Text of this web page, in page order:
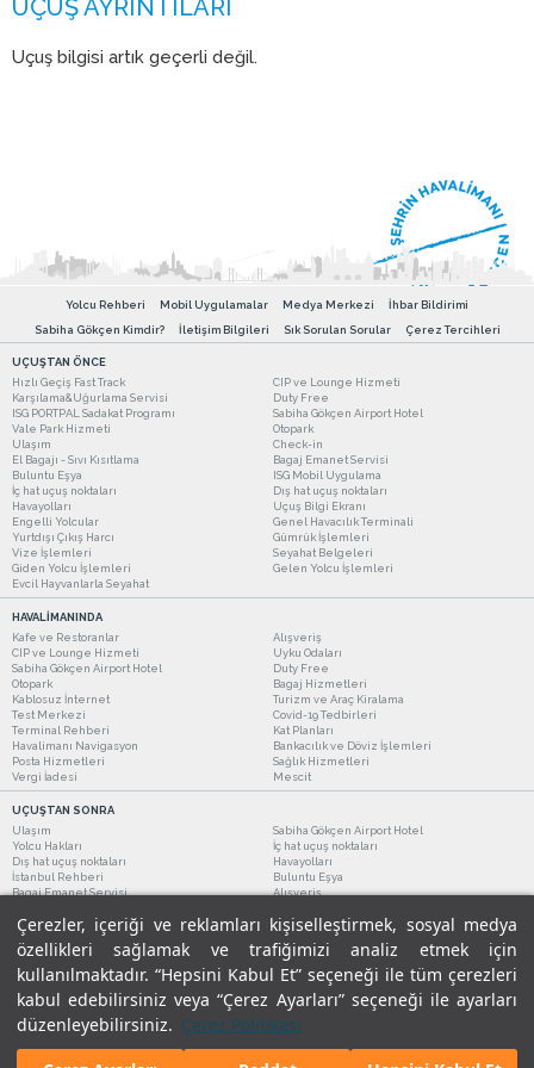
Çerezler, içeriği ve reklamları kişiselleştirmek, sosyal medya
özellikleri sağlamak ve trafiğimizi analiz etmek için
kullanılmaktadır. “Hepsini Kabul Et” seçeneği ile tüm çerezleri
kabul edebilirsiniz veya “Çerez Ayarları” seçeneği ile ayarları
düzenleyebilirsiniz. Çerez Politikası
Uçuş bilgisi artık geçerli değil.
Yolcu Rehberi Mobil Uygulamalar Medya Merkezi
İhbar Bildirimi
Sabiha Gökçen Kimdir?
İletişim Bilgileri Sık Sorulan Sorular Çerez Tercihleri
UÇUŞTAN ÖNCE
Hızlı Geçiş Fast Track
CIP ve Lounge Hizmeti
Karşılama&Uğurlama Servisi
Duty Free
ISG PORTPAL Sadakat Programı
Sabiha Gökçen Airport Hotel
Vale Park Hizmeti
Otopark
Ulaşım
Check-in
El Bagajı - Sıvı Kısıtlama
Bagaj Emanet Servisi
Buluntu Eşya
ISG Mobil Uygulama
İç hat uçuş noktaları
Dış hat uçuş noktaları
Havayolları
Uçuş Bilgi Ekranı
Engelli Yolcular
Genel Havacılık Terminali
Yurtdışı Çıkış Harcı
Gümrük İşlemleri
Vize İşlemleri
Seyahat Belgeleri
Giden Yolcu İşlemleri
Gelen Yolcu İşlemleri
Evcil Hayvanlarla Seyahat
HAVALİMANINDA
Kafe ve Restoranlar
Alışveriş
CIP ve Lounge Hizmeti
Uyku Odaları
Sabiha Gökçen Airport Hotel
Duty Free
Otopark
Bagaj Hizmetleri
Kablosuz İnternet
Turizm ve Araç Kiralama
Test Merkezi
Covid-19 Tedbirleri
Terminal Rehberi
Kat Planları
Havalimanı Navigasyon
Bankacılık ve Döviz İşlemleri
Posta Hizmetleri
Sağlık Hizmetleri
Vergi İadesi
Mescit
UÇUŞTAN SONRA
Ulaşım
Sabiha Gökçen Airport Hotel
Yolcu Hakları
İç hat uçuş noktaları
Dış hat uçuş noktaları
Havayolları
İstanbul Rehberi
Buluntu Eşya
Bagaj Emanet Servisi
Alışveriş